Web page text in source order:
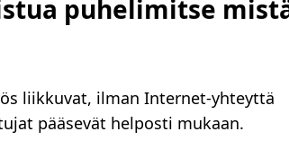
puhelimitse
liikkuvat, ilman Internet-yhteyttä
pääsevät helposti mukaan.